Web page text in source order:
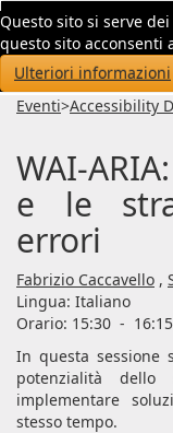
Questo sito si serve
questo sito acconsenti
Ulteriori informazioni
Eventi>Accessibility
WAI-
e le
errori
Fabrizio Caccavello ,
Lingua: Italiano
Orario: 15:30 - 16:15
In questa sessione
potenzialità dello
implementare
stesso tempo.